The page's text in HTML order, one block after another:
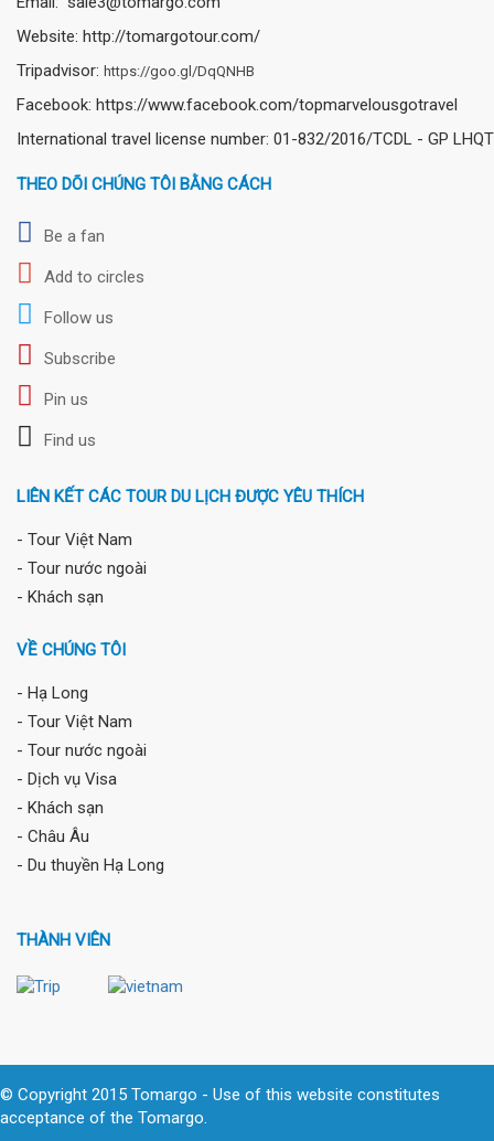
Website: http://tomargotour.com/
Tripadvisor: https://goo.gl/DqQNHB
Facebook: https://www.facebook.com/topmarvelousgotravel
International travel license number: 01-832/2016/TCDL - GP LHQT
THEO DÕI CHÚNG TÔI BẰNG CÁCH
Be a fan
Add to circles
Follow us
Subscribe
Pin us
Find us
LIÊN KẾT CÁC TOUR DU LỊCH ĐƯỢC YÊU THÍCH
- Tour Việt Nam
- Tour nước ngoài
- Khách sạn
VỀ CHÚNG TÔI
- Hạ Long
- Tour Việt Nam
- Tour nước ngoài
- Dịch vụ Visa
- Khách sạn
- Châu Âu
- Du thuyền Hạ Long
THÀNH VIÊN
© Copyright 2015 Tomargo - Use of this website constitutes
acceptance of the Tomargo.